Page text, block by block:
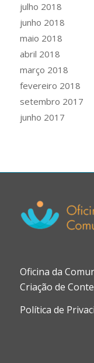
julho 2018
junho 2018
maio 2018
abril 2018
março 2018
fevereiro 2018
setembro 2017
junho 2017
Oficina da
Criação de
Política de